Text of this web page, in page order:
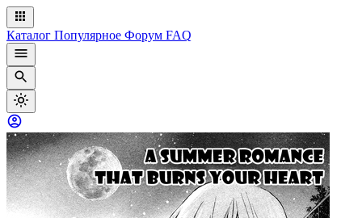
Каталог Популярное Форум FAQ